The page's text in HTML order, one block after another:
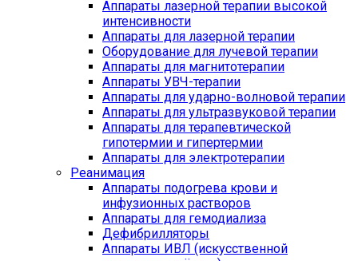
Аппараты лазерной терапии высокой
интенсивности
Аппараты для лазерной терапии
Оборудование для лучевой терапии
Аппараты для магнитотерапии
Аппараты УВЧ-терапии
Аппараты для ударно-волновой терапии
Аппараты для ультразвуковой терапии
Аппараты для терапевтической
гипотермии и гипертермии
Аппараты для электротерапии
Реанимация
Аппараты подогрева крови и
инфузионных растворов
Аппараты для гемодиализа
Дефибрилляторы
Аппараты ИВЛ (искусственной